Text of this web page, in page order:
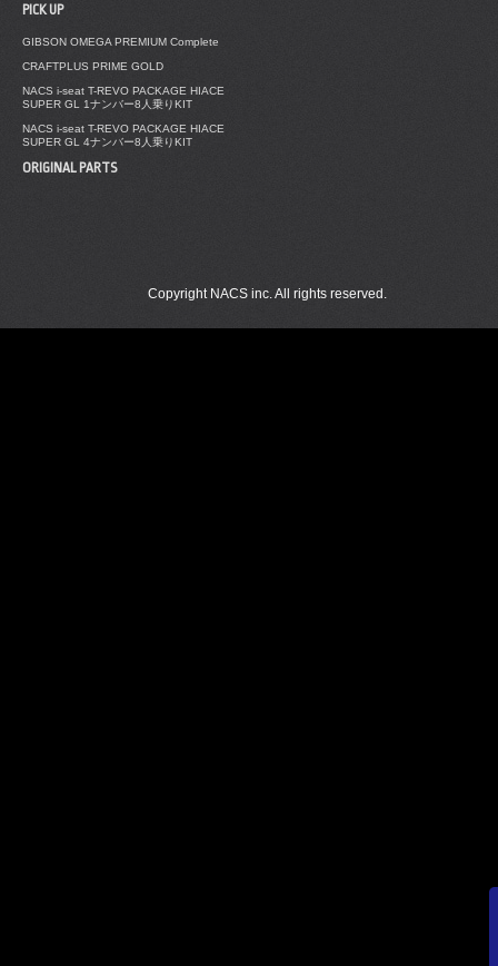
PICK UP
GIBSON OMEGA PREMIUM Complete
CRAFTPLUS PRIME GOLD
NACS i-seat T-REVO PACKAGE HIACE
SUPER GL 1ナンバー8人乗りKIT
NACS i-seat T-REVO PACKAGE HIACE
SUPER GL 4ナンバー8人乗りKIT
ORIGINAL PARTS
Copyright NACS inc. All rights reserved.